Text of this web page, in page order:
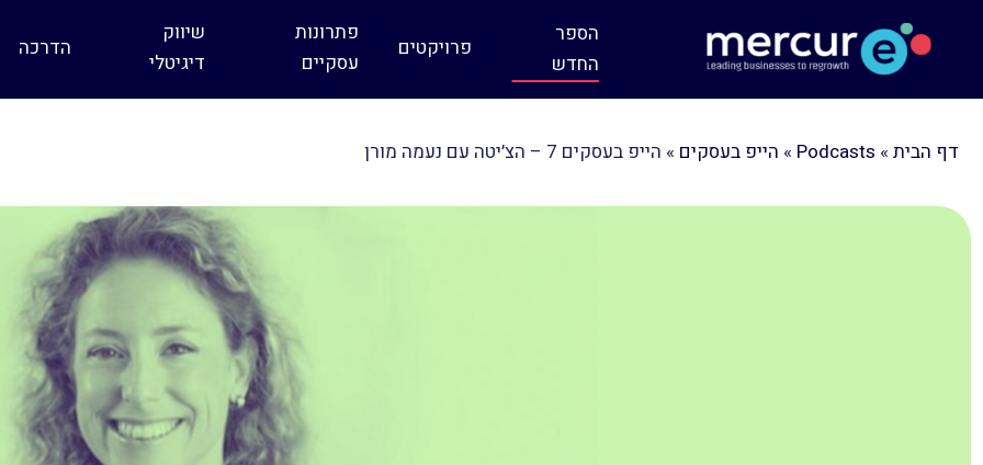
הספר
החדש
פרויקטים
פתרונות
עסקיים
שיווק
דיגיטלי
הדרכה
דף הבית »
Podcasts
» הייפ בעסקים » הייפ בעסקים 7 – הצ׳יטה עם נעמה מורן